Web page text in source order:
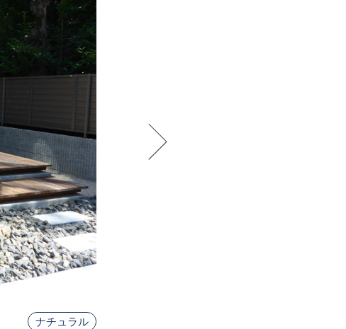
ナチュラル